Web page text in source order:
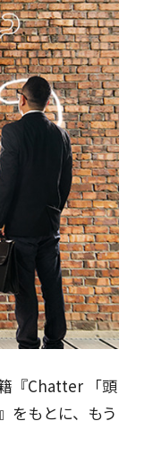
『Chatter 「頭
をもとに、もう